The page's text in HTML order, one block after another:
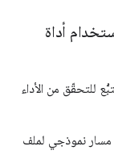
أداة
للتحقّق من الأداء
مسار نموذجي لملف